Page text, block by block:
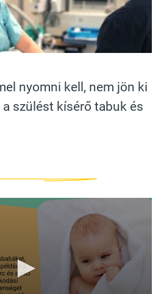
nyomni kell, nem jön ki
szülést kísérő tabuk és